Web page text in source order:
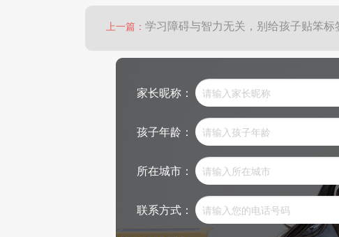
上一篇： 学习障碍与智力无关，别给孩子贴笨标
家长昵称：
孩子年龄：
所在城市：
联系方式：